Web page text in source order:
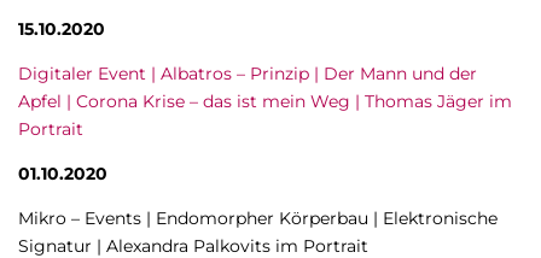
15.10.2020
Digitaler Event | Albatros – Prinzip | Der Mann und der
Apfel | Corona Krise – das ist mein Weg | Thomas Jäger im
Portrait
01.10.2020
Mikro – Events | Endomorpher Körperbau | Elektronische
Signatur | Alexandra Palkovits im Portrait